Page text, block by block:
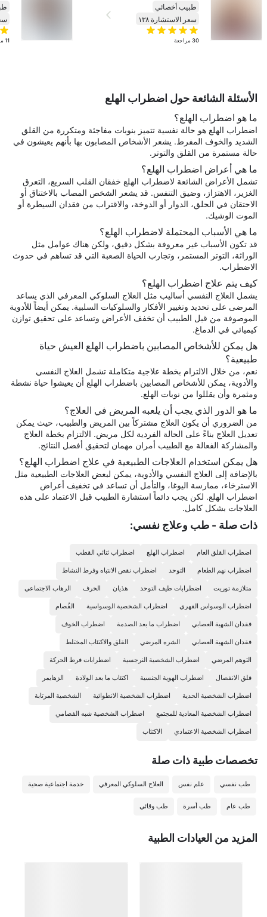
طبيب أخصائي
سعر الاستشارة ١٣٨
30 مراجعة 11
الأسئلة الشائعة حول اضطراب الهلع
ما هو اضطراب الهلع؟
اضطراب الهلع هو حالة نفسية تتميز بنوبات مفاجئة ومتكررة من القلق
الشديد والخوف المفرط. يشعر الأشخاص المصابون بها بأنهم يعيشون في
حالة مستمرة من القلق والتوتر.
ما هي أعراض اضطراب الهلع؟
تشمل الأعراض الشائعة لاضطراب الهلع خفقان القلب السريع، التعرق
الغزير، الاهتزاز، وضيق التنفس. قد يشعر الشخص المصاب بالاختناق أو
الاحتقان في الحلق، الدوار أو الدوخة، والاقتراب من فقدان السيطرة أو
الموت الوشيك.
ما هي الأسباب المحتملة لاضطراب الهلع؟
قد تكون الأسباب غير معروفة بشكل دقيق، ولكن هناك عوامل مثل
الوراثة، التوتر المستمر، وتجارب الحياة الصعبة التي قد تساهم في حدوث
الاضطراب.
كيف يتم علاج اضطراب الهلع؟
يشمل العلاج النفسي أساليب مثل العلاج السلوكي المعرفي الذي يساعد
المرضى على تحديد وتغيير الأفكار والسلوكيات السلبية. يمكن أيضاً للأدوية
الموصوفة من قبل الطبيب أن تخفف الأعراض وتساعد على تحقيق توازن
كيميائي في الدماغ.
هل يمكن للأشخاص المصابين باضطراب الهلع العيش حياة
طبيعية؟
نعم، من خلال الالتزام بخطة علاجية متكاملة تشمل العلاج النفسي
والأدوية، يمكن للأشخاص المصابين باضطراب الهلع أن يعيشوا حياة نشطة
ومثمرة وأن يقللوا من نوبات الهلع.
ما هو الدور الذي يجب أن يلعبه المريض في العلاج؟
من الضروري أن يكون العلاج مشتركاً بين المريض والطبيب، حيث يمكن
تعديل العلاج بناءً على الحالة الفردية لكل مريض. الالتزام بخطة العلاج
والمشاركة الفعالة مع الطبيب أمران مهمان لتحقيق أفضل النتائج.
هل يمكن استخدام العلاجات الطبيعية في علاج اضطراب الهلع؟
بالإضافة إلى العلاج النفسي والأدوية، يمكن لبعض العلاجات الطبيعية مثل
الاسترخاء، ممارسة اليوغا، والتأمل أن تساعد في تخفيف أعراض
اضطراب الهلع. لكن يجب دائماً استشارة الطبيب قبل الاعتماد على هذه
العلاجات بشكل كامل.
ذات صلة - طب وعلاج نفسي:
اضطراب القلق العام اضطراب الهلع اضطراب ثنائي القطب
اضطراب نهم الطعام التوحد اضطراب نقص الانتباه وفرط النشاط
متلازمة توريت اضطرابات طيف التوحد هذيان الخرف الرهاب الاجتماعي
اضطراب الوسواس القهري اضطراب الشخصية الوسواسية الفُصام
فقدان الشهية العصابي اضطراب ما بعد الصدمة اضطراب الخوف
فقدان الشهية العصابي الشره المرضي القلق والاكتئاب المختلط
التوهم المرضي اضطراب الشخصية النرجسية اضطرابات فرط الحركة
قلق الانفصال اضطراب الهوية الجنسية اكتئاب ما بعد الولادة الزهايمر
اضطراب الشخصية الحدية اضطراب الشخصية الانطوائية الشخصية المرتابة
اضطراب الشخصية المعادية للمجتمع اضطراب الشخصية شبه الفصامي
اضطراب الشخصية الاعتمادي الاكتئاب
تخصصات طبیة ذات صلة
طب نفسي علم نفس العلاج السلوكي المعرفي خدمة اجتماعية صحية
طب عام طب أسرة طب وقائي
المزيد من العيادات الطبية